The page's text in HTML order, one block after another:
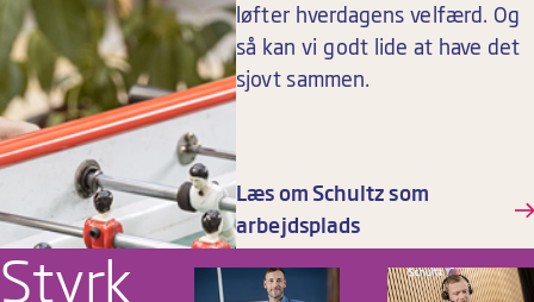
løfter hverdagens velfærd. Og
så kan vi godt lide at have det
sjovt sammen.
Læs om Schultz som
arbejdsplads
Styrk